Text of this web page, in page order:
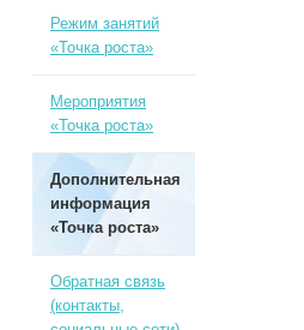
Режим занятий
«Точка роста»
Мероприятия
«Точка роста»
Дополнительная
информация
«Точка роста»
Обратная связь
(контакты,